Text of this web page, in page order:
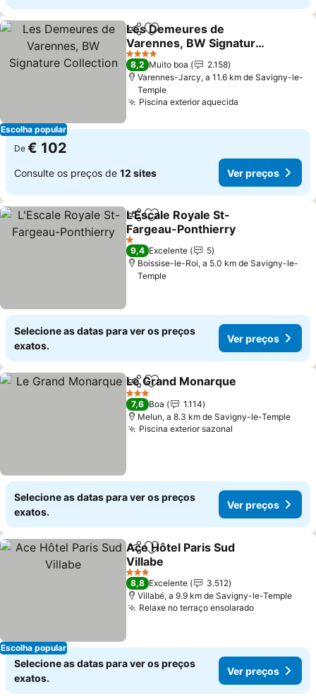
Escolha popular
PartilharAdicionar aos favoritos
Les Demeures de
Varennes, BW Signature
Collection
Ver preços
4 Estrelas
8,2 Muito boa
2.158
Varennes-Jarcy, a 11.6 km de Savigny-le-
Temple
Piscina exterior aquecida
De € 102
Consulte os preços de 12 sites Ver preços
PartilharAdicionar aos favoritos
L'Escale Royale St-
Fargeau-Ponthierry
Ver preços
1 Estrelas
9,4 Excelente
5
Boissise-le-Roi, a 5.0 km de Savigny-le-
Temple
Selecione as datas para ver os preços
exatos.
Ver preços
PartilharAdicionar aos favoritos
Le Grand Monarque
3 Estrelas
7,6 Boa
1.114
Melun, a 8.3 km de Savigny-le-Temple
Piscina exterior sazonal
Selecione as datas para ver os preços
exatos.
Ver preços
Escolha popular
PartilharAdicionar aos favoritos
Ace Hôtel Paris Sud
Villabe
Ver preços
3 Estrelas
8,8 Excelente
3.512
Villabé, a 9.9 km de Savigny-le-Temple
Relaxe no terraço ensolaradoVer preços
Selecione as datas para ver os preços
exatos.
Ver preços